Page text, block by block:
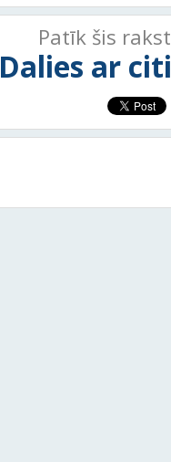
Patīk šis
Dalies ar